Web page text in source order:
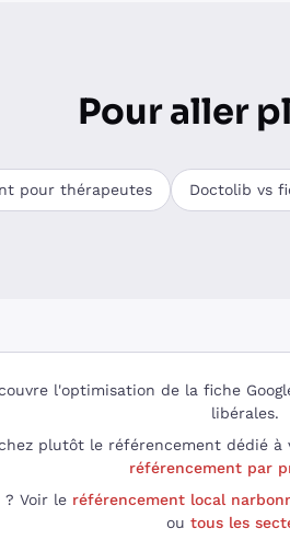
Pour aller
pour thérapeutes Doctolib vs
l'optimisation de la fiche
libérales.
plutôt le référencement dédié à
référencement par
? Voir le référencement local
ou tous les